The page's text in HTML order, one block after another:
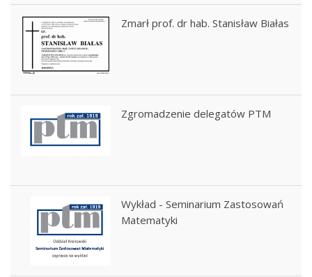
Zmarł prof. dr hab. Stanisław Białas
Zgromadzenie delegatów PTM
Wykład - Seminarium Zastosowań
Matematyki